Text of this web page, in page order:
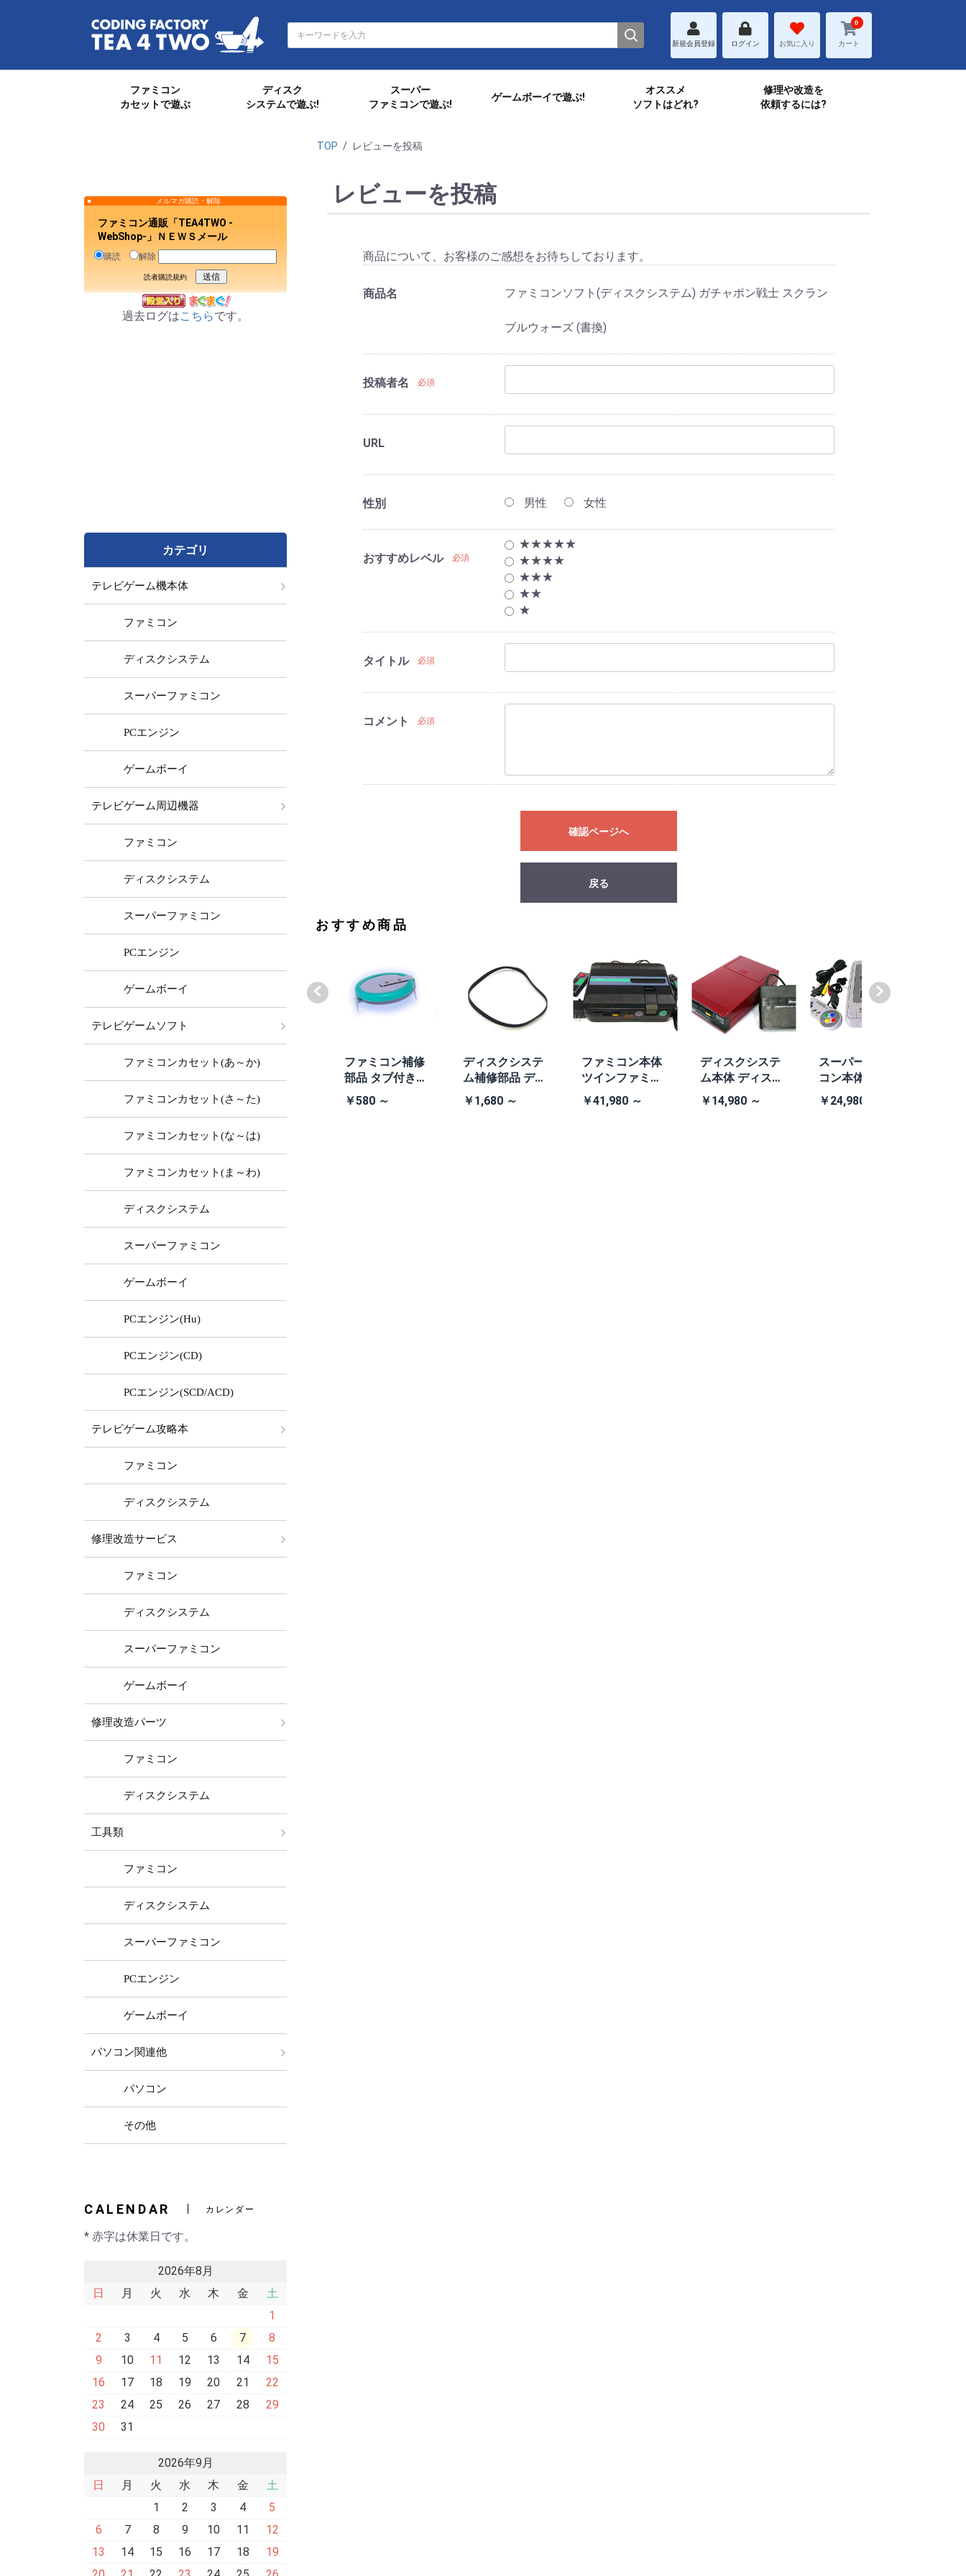
新規会員登録 ログイン お気に入り
0
カート
ファミコン
カセットで遊ぶ
ディスク
システムで遊ぶ!
スーパー
ファミコンで遊ぶ!
ゲームボーイで遊ぶ!
オススメ
ソフトはどれ?
修理や改造を
依頼するには?
メルマガ購読・解除
ファミコン通販「TEA4TWO -
WebShop-」ＮＥＷＳメール
購読 解除
読者購読規約
過去ログはこちらです。
カテゴリ
テレビゲーム機本体
ファミコン
ディスクシステム
スーパーファミコン
PCエンジン
ゲームボーイ
テレビゲーム周辺機器
ファミコン
ディスクシステム
スーパーファミコン
PCエンジン
ゲームボーイ
テレビゲームソフト
ファミコンカセット(あ～か)
ファミコンカセット(さ～た)
ファミコンカセット(な～は)
ファミコンカセット(ま～わ)
ディスクシステム
スーパーファミコン
ゲームボーイ
PCエンジン(Hu)
PCエンジン(CD)
PCエンジン(SCD/ACD)
テレビゲーム攻略本
ファミコン
ディスクシステム
修理改造サービス
ファミコン
ディスクシステム
スーパーファミコン
ゲームボーイ
修理改造パーツ
ファミコン
ディスクシステム
工具類
ファミコン
ディスクシステム
スーパーファミコン
PCエンジン
ゲームボーイ
パソコン関連他
パソコン
その他
CALENDAR カレンダー
* 赤字は休業日です。
2026年8月
日
月 火 水 木 金
土
1
2
3 4 5 6 7
8
9
10 11 12 13 14
15
16
17 18 19 20 21
22
23
24 25 26 27 28
29
30
31
2026年9月
日
月 火 水 木 金
土
1
2 3 4
5
6
7 8 9 10 11
12
13
14 15 16 17 18
19
TOP / レビューを投稿
レビューを投稿
商品について、お客様のご感想をお待ちしております。
商品名 ファミコンソフト(ディスクシステム) ガチャポン戦士 スクラン
ブルウォーズ (書換)
投稿者名 必須
URL
性別 男性 女性
おすすめレベル 必須
★★★★★
★★★★
★★★
★★
★
タイトル 必須
コメント 必須
確認ページへ
戻る
おすすめ商品
ファミコン本体
TEA4TWO FC/A
V (かんたんAV)
￥14,980 ～
ファミコン本体
TEA4TWO FC/A
V (+PW縦縞除去
ステレオ)
￥49,980 ～
ファミコン補修
部品 タブ付きコ
イン電池(CR203
2)
￥580 ～
ディスクシステ
ム補修部品 ディ
スクシステム用
交換ベルト
￥1,680 ～
ファミコン本体
ツインファミコ
ン本体 (AN-505
B 黒・連射あり)
￥41,980 ～
ディスクシステ
ム本体 ディスク
システム本体
￥14,980 ～
スーパーファミ
コン本体 任天堂
社純正スーパー
ファミコン本体
￥24,980 ～